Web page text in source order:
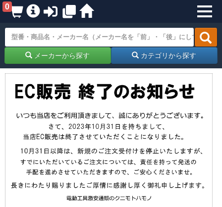
0
メーカーから探す カテゴリから探す